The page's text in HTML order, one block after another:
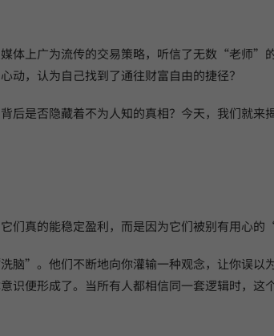
体上广为流传的交易策略，听信了无数“老师
，认为自己找到了通往财富自由的捷径？
是否隐藏着不为人知的真相？今天，我们就来
真的能稳定盈利，而是因为它们被别有用心的
脑”。他们不断地向你灌输一种观念，让你误以
便形成了。当所有人都相信同一套逻辑时，这